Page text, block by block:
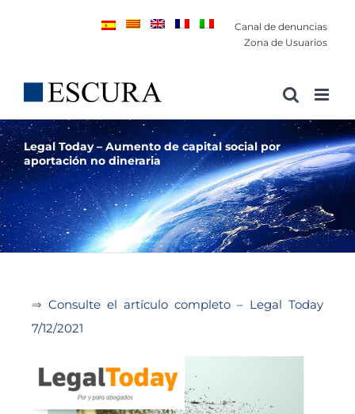
Canal de denuncias
Zona de Usuarios
Legal Today – Aumento de capital social por
aportación no dineraria
⇒ Consulte el artículo completo – Legal Today
7/12/2021